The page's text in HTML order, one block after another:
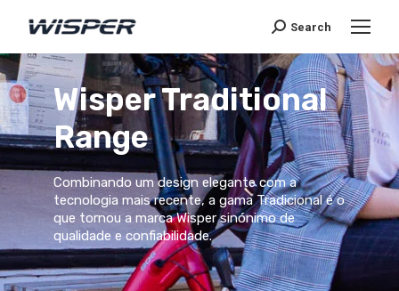
Search
Wisper Traditional
Range
Combinando um design elegante com a
tecnologia mais recente, a gama Tradicional é o
que tornou a marca Wisper sinónimo de
qualidade e confiabilidade.